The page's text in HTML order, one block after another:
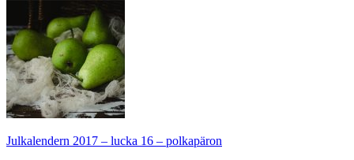
Julkalendern 2017 – lucka 16 – polkapäron